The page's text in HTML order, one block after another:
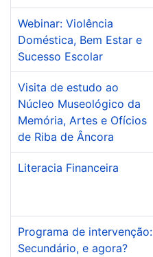
Webinar: Violência
Doméstica, Bem Estar e
Sucesso Escolar
Visita de estudo ao
Núcleo Museológico da
Memória, Artes e Ofícios
de Riba de Âncora
Literacia Financeira
Programa de intervenção:
Secundário, e agora?